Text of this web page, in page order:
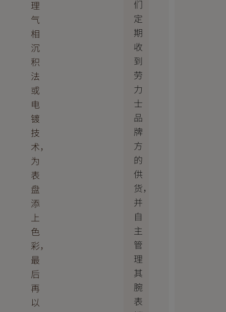
理
气
相
沉
积
法
或
电
镀
技
术，
为
表
盘
添
上
色
彩，
最
后
再
以
们
定
期
收
到
劳
力
士
品
牌
方
的
供
货，
并
自
主
管
理
其
腕
表